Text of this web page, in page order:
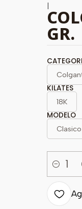
|
GR.
KILATES
18K
MODELO
Clasico
Cantidad